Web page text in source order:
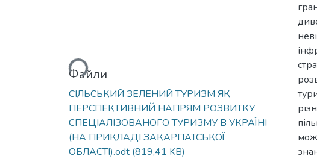
Вантажиться...
Файли
СІЛЬСЬКИЙ ЗЕЛЕНИЙ ТУРИЗМ ЯК
ПЕРСПЕКТИВНИЙ НАПРЯМ РОЗВИТКУ
СПЕЦІАЛІЗОВАНОГО ТУРИЗМУ В УКРАЇНІ
(НА ПРИКЛАДІ ЗАКАРПАТСЬКОЇ
ОБЛАСТІ).odt (819,41 KB)